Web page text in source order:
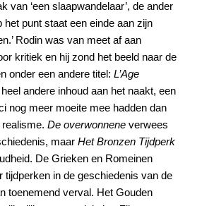
van ‘een slaapwandelaar’, de ander
het punt staat een einde aan zijn
Rodin was van meet af aan
kritiek en hij zond het beeld naar de
onder een andere titel: L’Age
andere inhoud aan het naakt, een
nog meer moeite mee hadden dan
De overwonneneverwees
maar Het Bronzen Tijdperk
De Grieken en Romeinen
tijdperken in de geschiedenis van de
toenemend verval. Het Gouden